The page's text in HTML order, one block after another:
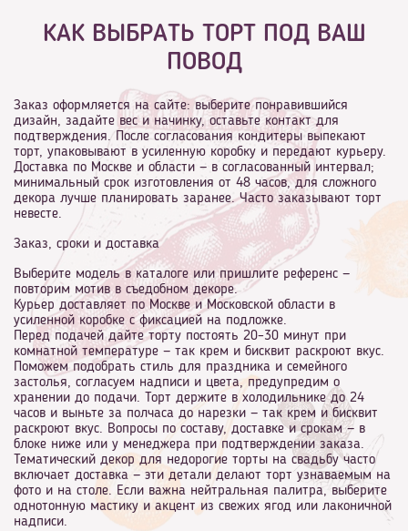
КАК ВЫБРАТЬ ТОРТ ПОД ВАШ
ПОВОД
Заказ оформляется на сайте: выберите понравившийся
дизайн, задайте вес и начинку, оставьте контакт для
подтверждения. После согласования кондитеры выпекают
торт, упаковывают в усиленную коробку и передают курьеру.
Доставка по Москве и области — в согласованный интервал;
минимальный срок изготовления от 48 часов, для сложного
декора лучше планировать заранее. Часто заказывают торт
невесте.
Заказ, сроки и доставка
Выберите модель в каталоге или пришлите референс —
повторим мотив в съедобном декоре.
Курьер доставляет по Москве и Московской области в
усиленной коробке с фиксацией на подложке.
Перед подачей дайте торту постоять 20–30 минут при
комнатной температуре — так крем и бисквит раскроют вкус.
Поможем подобрать стиль для праздника и семейного
застолья, согласуем надписи и цвета, предупредим о
хранении до подачи. Торт держите в холодильнике до 24
часов и выньте за полчаса до нарезки — так крем и бисквит
раскроют вкус. Вопросы по составу, доставке и срокам — в
блоке ниже или у менеджера при подтверждении заказа.
Тематический декор для недорогие торты на свадьбу часто
включает доставка — эти детали делают торт узнаваемым на
фото и на столе. Если важна нейтральная палитра, выберите
однотонную мастику и акцент из свежих ягод или лаконичной
надписи.